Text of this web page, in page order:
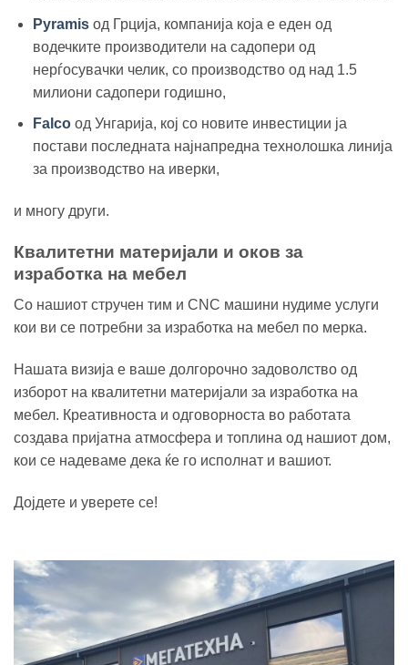
Pyramisод Грција, компанија која е еден од
водечките производители на садопери од
нерѓосувачки челик, со производство од над 1.5
милиони садопери годишно,
Falcoод Унгарија, кој со новите инвестиции ја
постави последната најнапредна технолошка линија
за производство на иверки,
и многу други.
Квалитетни материјали и оков за
изработка на мебел
Со нашиот стручен тим и CNC машини нудиме услуги
кои ви се потребни за изработка на мебел по мерка.
Нашата визија е ваше долгорочно задоволство од
изборот на квалитетни материјали за изработка на
мебел. Креативноста и одговорноста во работата
создава пријатна атмосфера и топлина од нашиот дом,
кои се надеваме дека ќе го исполнат и вашиот.
Дојдете и уверете се!